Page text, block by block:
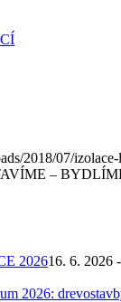
2018/07/
–
202616. 6. 2026
2026: